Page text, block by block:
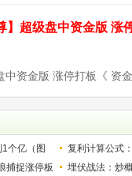
个亿（图
复利计算公式
少？
捕捉涨停板
埋伏战法：炒